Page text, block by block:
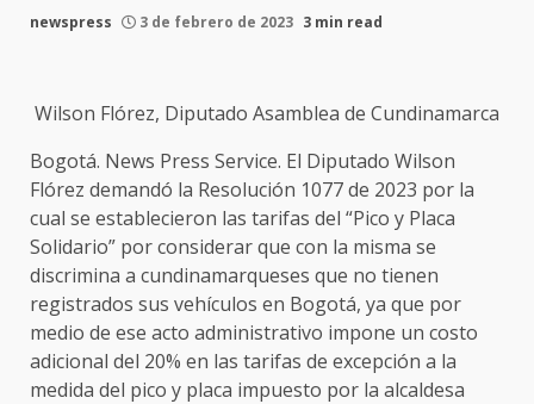
newspress 3 de febrero de 2023 3 min read
Wilson Flórez, Diputado Asamblea de Cundinamarca
Bogotá. News Press Service. El Diputado Wilson
Flórez demandó la Resolución 1077 de 2023 por la
cual se establecieron las tarifas del “Pico y Placa
Solidario” por considerar que con la misma se
discrimina a cundinamarqueses que no tienen
registrados sus vehículos en Bogotá, ya que por
medio de ese acto administrativo impone un costo
adicional del 20% en las tarifas de excepción a la
medida del pico y placa impuesto por la alcaldesa